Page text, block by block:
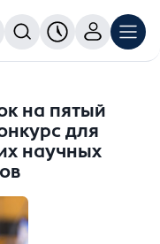
на пятый
для
научных